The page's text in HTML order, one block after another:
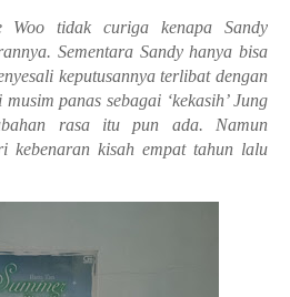
Woo tidak curiga kenapa Sandy
Sementara Sandy hanya bisa
keputusannya terlibat dengan
panas sebagai ‘kekasih’ Jung
rasa itu pun ada. Namun
kebenaran kisah empat tahun lalu